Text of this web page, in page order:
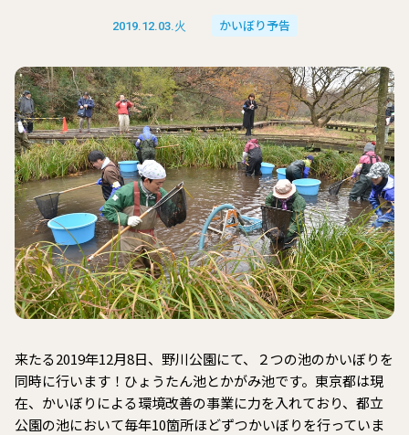
2019.12.03.火 かいぼり予告
来たる2019年12月8日、野川公園にて、２つの池のかいぼりを
同時に行います！ひょうたん池とかがみ池です。東京都は現
在、かいぼりによる環境改善の事業に力を入れており、都立
公園の池において毎年10箇所ほどずつかいぼりを行っていま